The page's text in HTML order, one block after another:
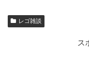
レゴ雑談
ス